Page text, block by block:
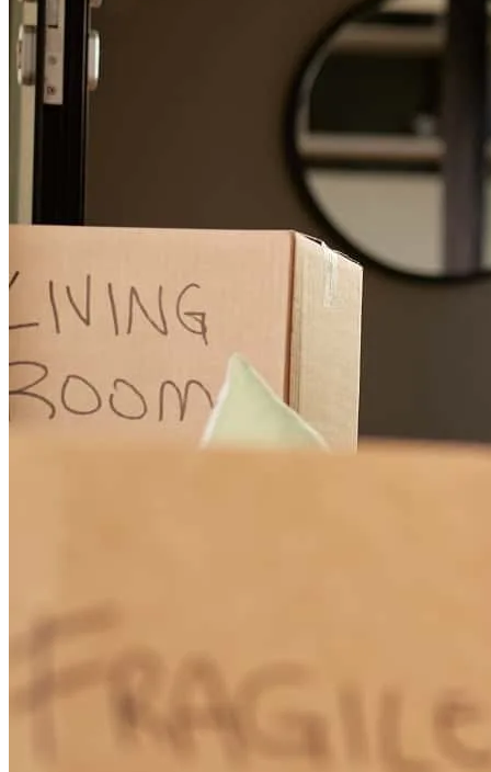
Denise provided exceptional service, demonstrating a deep
understanding of all our needs throughout the entire home loan
process. She remained professional and personal at every step,
offering quick responses and a genuine awareness of our specific
situation. I highly recommend her services.
Clemente Bobonis Revisar el 25 de julio de 2026